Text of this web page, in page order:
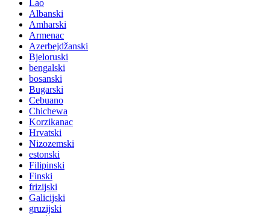
Lao
Albanski
Amharski
Armenac
Azerbejdžanski
Bjeloruski
bengalski
bosanski
Bugarski
Cebuano
Chichewa
Korzikanac
Hrvatski
Nizozemski
estonski
Filipinski
Finski
frizijski
Galicijski
gruzijski